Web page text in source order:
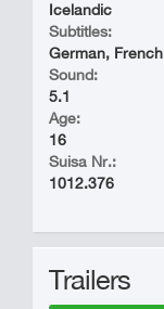
Icelandic
Subtitles:
German, French
Sound:
5.1
Age:
16
Suisa Nr.:
1012.376
Trailers